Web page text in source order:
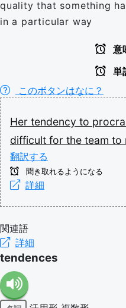
quality that something
in a particular way
意
単
このボタンはなに？
Her tendency to
difficult for the team to
翻訳する
聞き取れるようになる
詳細
関連語
詳細
tendences